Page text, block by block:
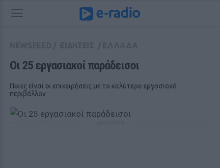
Οι 25 εργασιακοί παράδεισοι
Ποιες είναι οι επιχειρήσεις με το καλύτερο εργασιακό
περιβάλλον